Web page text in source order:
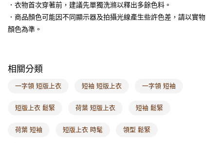
付款後門市自取
每筆NT$60，滿NT$1,000(含以上)免運費
海外配送-歐美地區
．衣物首次穿著前，建議先單獨洗滌以釋出多餘色料。
．商品顏色可能因不同顯示器及拍攝光線產生些許色差，請以實物
顏色為準。
相關分類
一字領 短版上衣 短袖 短版上衣 一字領 短袖
短版上衣 鬆緊 荷葉 短版上衣 短袖 鬆緊
荷葉 短袖 短版上衣 時髦 領型 鬆緊